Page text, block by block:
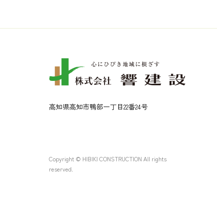
高知県高知市鴨部一丁目22番24号
Copyright © HIBIKI CONSTRUCTION All rights
reserved.